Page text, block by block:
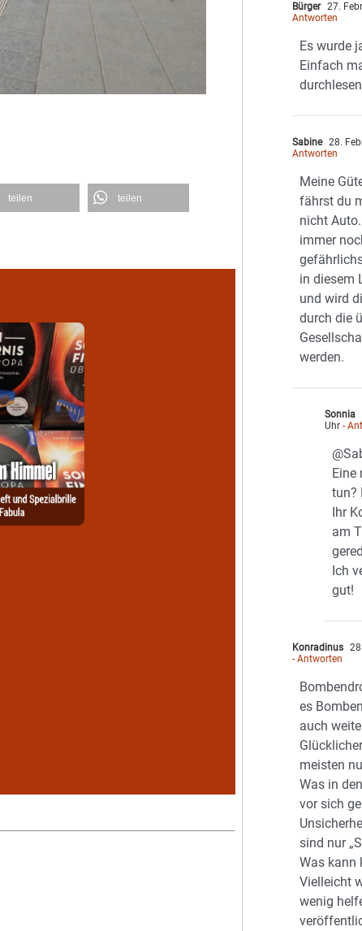
teilen teilen
Bürger 27.
Antworten
Es wurde
Einfach
Sabine 28.
Antworten
Meine
fährst du
nicht
immer
in diesem
und wird
durch die
werden.
Sonnia
Uhr -
Eine
tun?
Ihr
am
Ich
gut!
Konradinus
- Antworten
es
auch
meisten
Was in
vor sich
sind nur
Was kann
Vielleicht
wenig